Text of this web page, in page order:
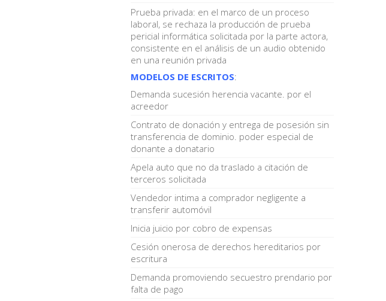
Prueba privada: en el marco de un proceso
laboral, se rechaza la producción de prueba
pericial informática solicitada por la parte actora,
consistente en el análisis de un audio obtenido
en una reunión privada
MODELOS DE ESCRITOS:
Demanda sucesión herencia vacante. por el
acreedor
Contrato de donación y entrega de posesión sin
transferencia de dominio. poder especial de
donante a donatario
Apela auto que no da traslado a citación de
terceros solicitada
Vendedor intima a comprador negligente a
transferir automóvil
Inicia juicio por cobro de expensas
Cesión onerosa de derechos hereditarios por
escritura
Demanda promoviendo secuestro prendario por
falta de pago